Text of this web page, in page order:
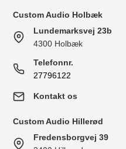
Custom Audio Holbæk
Lundemarksvej 23b
4300 Holbæk
Telefonnr.
27796122
Kontakt os
Custom Audio Hillerød
Fredensborgvej 39